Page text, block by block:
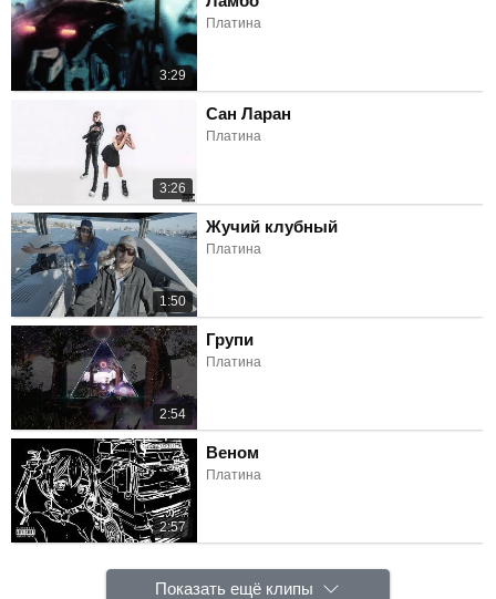
3:29
Платина
3:26
Сан Ларан
Платина
1:50
Жучий клубный
Платина
2:54
Групи
Платина
2:57
Веном
Платина
Показать ещё клипы